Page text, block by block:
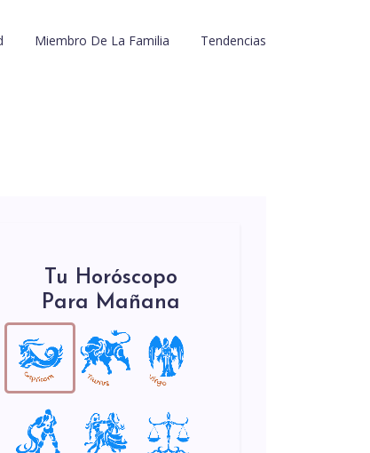
Miembro De La Familia Tendencias
Tu Horóscopo
Para Mañana